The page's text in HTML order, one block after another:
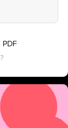
PDF